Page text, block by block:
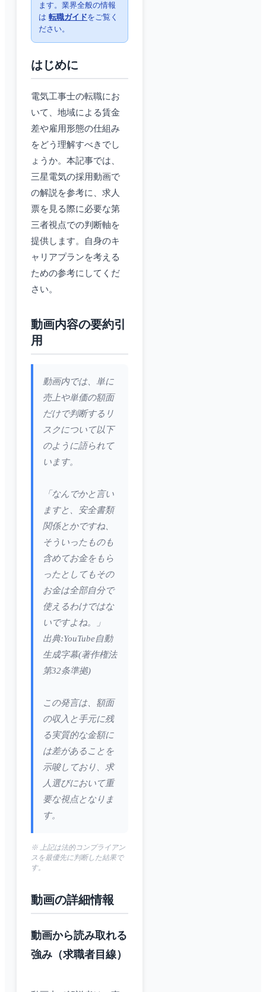
ます。業界全般の情報
は 転職ガイドをご覧く
ださい。
はじめに
電気工事士の転職にお
いて、地域による賃金
差や雇用形態の仕組み
をどう理解すべきでし
ょうか。本記事では、
三星電気の採用動画で
の解説を参考に、求人
票を見る際に必要な第
三者視点での判断軸を
提供します。自身のキ
ャリアプランを考える
ための参考にしてくだ
さい。
動画内容の要約引
用
動画内では、単に
売上や単価の額面
だけで判断するリ
スクについて以下
のように語られて
います。
「なんでかと言い
ますと、安全書類
関係とかですね、
そういったものも
含めてお金をもら
ったとしてもその
お金は全部自分で
使えるわけではな
いですよね。」
出典:YouTube自動
生成字幕(著作権法
第32条準拠)
この発言は、額面
の収入と手元に残
る実質的な金額に
は差があることを
示唆しており、求
人選びにおいて重
要な視点となりま
す。
※ 上記は法的コンプライアン
スを最優先に判断した結果で
す。
動画の詳細情報
動画から読み取れる
強み（求職者目線）